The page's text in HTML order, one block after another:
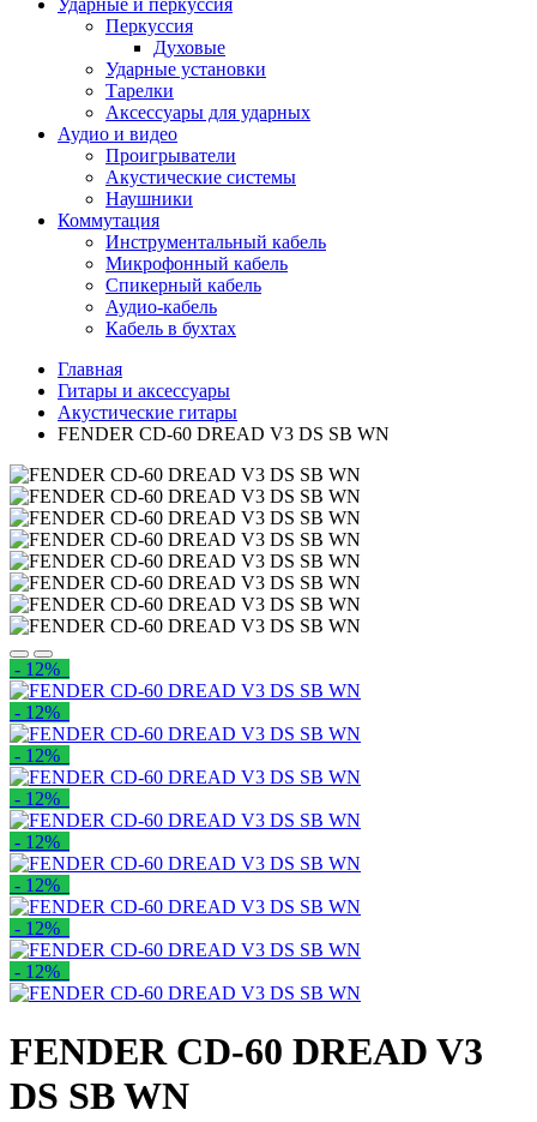
Ударные и перкуссия
Перкуссия
Духовые
Ударные установки
Тарелки
Аксессуары для ударных
Аудио и видео
Проигрыватели
Акустические системы
Наушники
Коммутация
Инструментальный кабель
Микрофонный кабель
Спикерный кабель
Аудио-кабель
Кабель в бухтах
Главная
Гитары и аксессуары
Акустические гитары
FENDER CD-60 DREAD V3 DS SB WN
- 12%
- 12%
- 12%
- 12%
- 12%
- 12%
- 12%
- 12%
FENDER CD-60 DREAD V3
DS SB WN